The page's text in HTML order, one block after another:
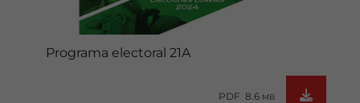
Programa electoral 21A
PDF 8.6 MB